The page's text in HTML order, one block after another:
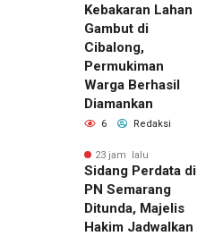
Kebakaran Lahan
Gambut di
Cibalong,
Permukiman
Warga Berhasil
Diamankan
6 Redaksi
23 jam lalu
Sidang Perdata di
PN Semarang
Ditunda, Majelis
Hakim Jadwalkan